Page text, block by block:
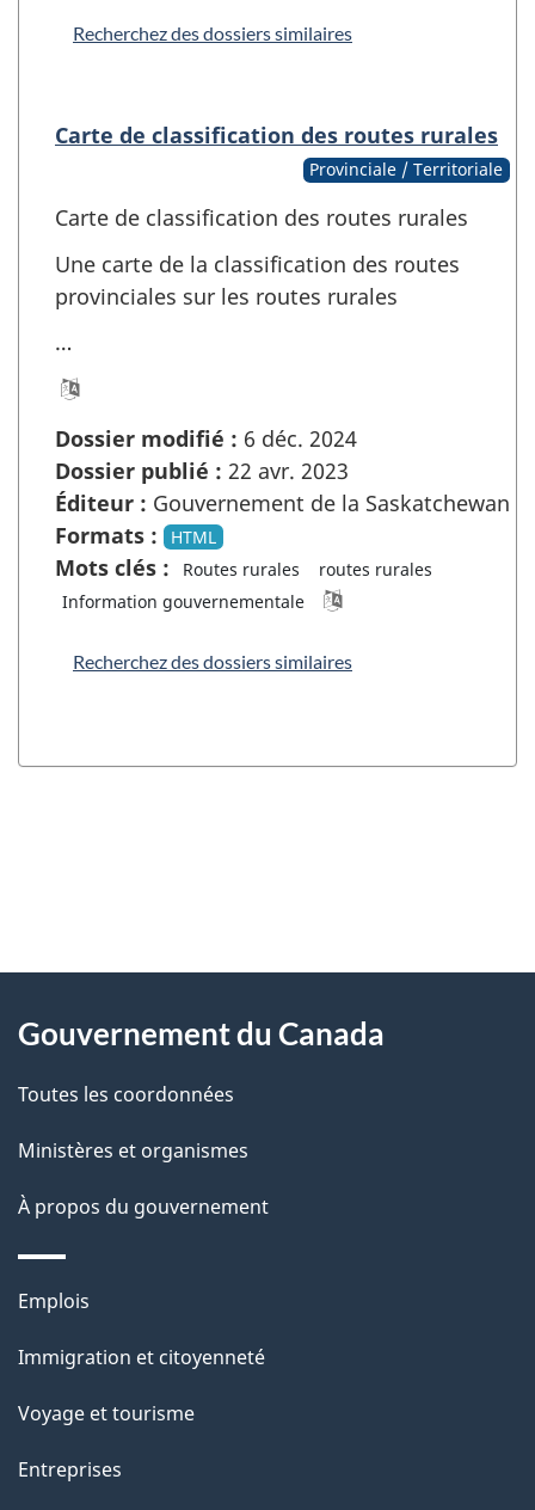
Recherchez des dossiers similaires
Carte de classification des routes rurales
Provinciale / Territoriale
Carte de classification des routes rurales
Une carte de la classification des routes
provinciales sur les routes rurales
…
Dossier modifié : 6 déc. 2024
Dossier publié : 22 avr. 2023
Éditeur : Gouvernement de la Saskatchewan
Formats :
HTML
Mots clés : Routes rurales
routes rurales
Information gouvernementale
Recherchez des dossiers similaires
D
t
a
l
s
l
a
a
g
propos
ce
site
Gouvernement du Canada
Toutes les coordonnées
Ministères et organismes
À propos du gouvernement
Thèmes
sujets
Emplois
Immigration et citoyenneté
Voyage et tourisme
Entreprises